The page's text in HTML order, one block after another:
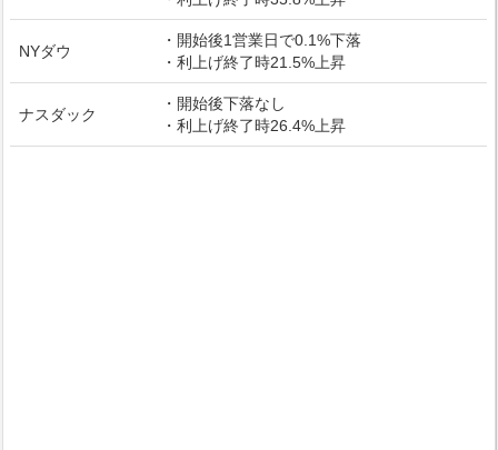
NYダウ
・開始後1営業日で0.1%下落
・利上げ終了時21.5%上昇
ナスダック
・開始後下落なし
・利上げ終了時26.4%上昇